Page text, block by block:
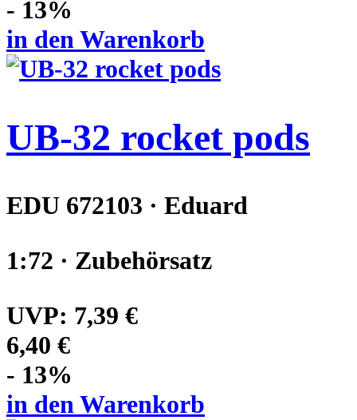
- 13%
in den Warenkorb
UB-32 rocket pods
EDU 672103 · Eduard
1:72 · Zubehörsatz
UVP: 7,39 €
6,40 €
- 13%
in den Warenkorb